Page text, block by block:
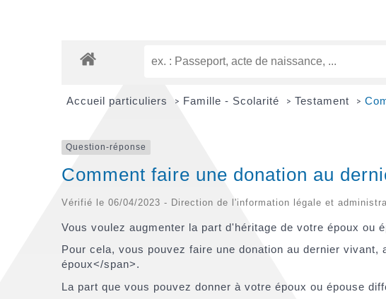
Accueil particuliers > Famille - Scolarité > Testament >
Question-réponse
Comment faire une donation au
Vérifié le 06/04/2023 - Direction de l'information légale et
Vous voulez augmenter la part d'héritage de votre époux ou
Pour cela, vous pouvez faire une donation au dernier
époux</span>.
La part que vous pouvez donner à votre époux ou épouse